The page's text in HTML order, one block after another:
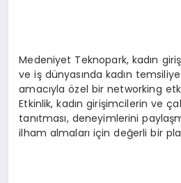
Medeniyet Teknopark, kadın
ve iş dünyasında kadın
amacıyla özel bir networking
Etkinlik, kadın girişimcilerin ve
tanıtması, deneyimlerini
ilham almaları için değerli bir